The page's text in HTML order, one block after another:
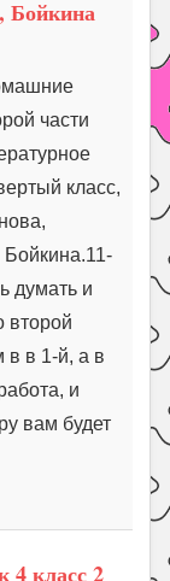
Бойкина
части
класс,
Бойкина.11-
думать и
второй
в в 1-й, а в
и
вам будет
4 класс 2